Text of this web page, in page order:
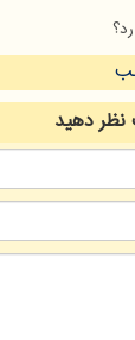
نظر دهید